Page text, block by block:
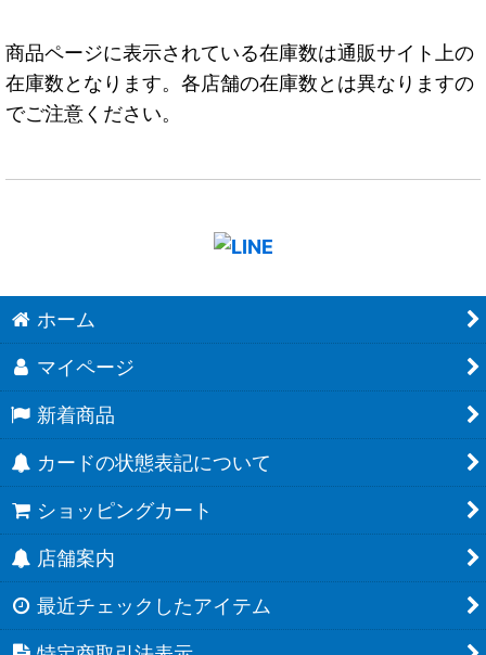
商品ページに表示されている在庫数は通販サイト上の
在庫数となります。各店舗の在庫数とは異なりますの
でご注意ください。
ホーム
マイページ
新着商品
カードの状態表記について
ショッピングカート
店舗案内
最近チェックしたアイテム